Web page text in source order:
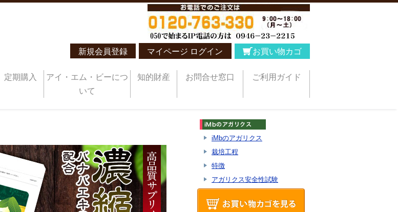
新規会員登録 マイページ ログイン お買い物カゴ
定期購入
アイ・エム・ビーにつ
いて
知的財産 お問合せ窓口 ご利用ガイド
iMbのアガリクス
栽培工程
特徴
アガリクス安全性試験